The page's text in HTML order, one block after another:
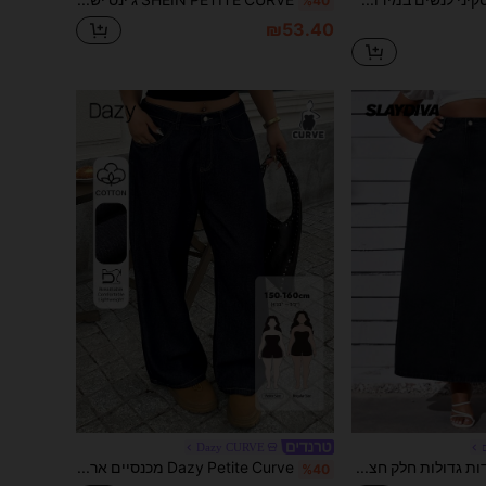
₪53.40
Slaydiva מידות גדולות חלק חצאיות ג'ינס %40 Dazy Petite Curve מכנסיים ארוכים רחבים בגזרת בננה עם פרטי מותניים רגילים, ג'ינס קז'ואל אורבני, מידה גדולה, מכנסיים ארוכים מבד דנים לנשים קטנות